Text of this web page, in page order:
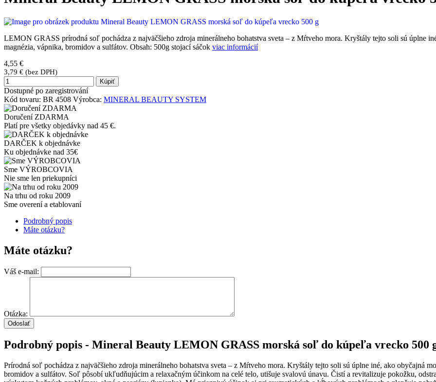
LEMON GRASS prírodná soľ pochádza z najväčšieho zdroja minerálneho bohatstva sveta – z Mŕtveho mora. Kryštály tejto soli sú úplne
magnézia, vápnika, bromidov a sulfátov. Obsah: 500g stojací sáčok viac informácií
4,55 €
3,79 € (bez DPH)
Kúpiť
Dostupné po zaregistrování
Kód tovaru: BR 4508 Výrobca: MINERAL BEAUTY SYSTEM
Doručení ZDARMA
Platí pre všetky objedávky nad 45 €.
DARČEK k objednávke
Ku objednávke nad 35€
Sme VÝROBCOVIA
Nie sme len priekupníci
Na trhu od roku 2009
Sme overení a etablovaní
Podrobný popis
Máte otázku?
Máte otázku?
Váš e-mail:
Otázka:
Podrobný popis - Mineral Beauty LEMON GRASS morská soľ do kúpeľa vrecko 500
Prírodná soľ pochádza z najväčšieho zdroja minerálneho bohatstva sveta – z Mŕtveho mora. Kryštály tejto soli sú úplne iné, ako obyčajná
bromidov a sulfátov. Soľ pôsobí ukľudňujúcim a relaxačným účinkom na celé telo, utišuje svalovú únavu. Čistí a revitalizuje pokožku,